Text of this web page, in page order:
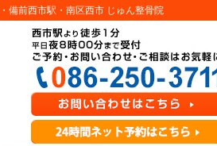
備前西市駅・南区西市 じゅん整骨院